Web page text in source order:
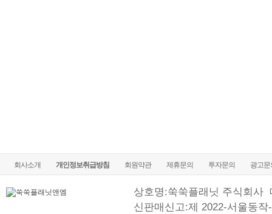
회사소개 개인정보취급방침 회원약관 제휴문의 투자문의 광고문
상호명:쑥쑥플래닛 주식회사
신판매신고:제 2022-서울동작